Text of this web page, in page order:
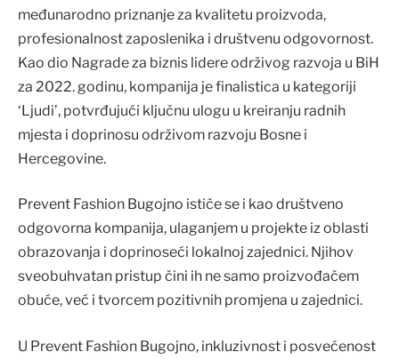
međunarodno priznanje za kvalitetu proizvoda,
profesionalnost zaposlenika i društvenu odgovornost.
Kao dio Nagrade za biznis lidere održivog razvoja u BiH
za 2022. godinu, kompanija je finalistica u kategoriji
‘Ljudi’, potvrđujući ključnu ulogu u kreiranju radnih
mjesta i doprinosu održivom razvoju Bosne i
Hercegovine.
Prevent Fashion Bugojno ističe se i kao društveno
odgovorna kompanija, ulaganjem u projekte iz oblasti
obrazovanja i doprinoseći lokalnoj zajednici. Njihov
sveobuhvatan pristup čini ih ne samo proizvođačem
obuće, već i tvorcem pozitivnih promjena u zajednici.
U Prevent Fashion Bugojno, inkluzivnost i posvećenost